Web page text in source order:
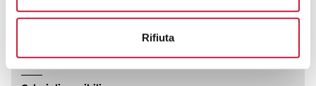
Rifiuta
SOLS01208
- 10% poliammide